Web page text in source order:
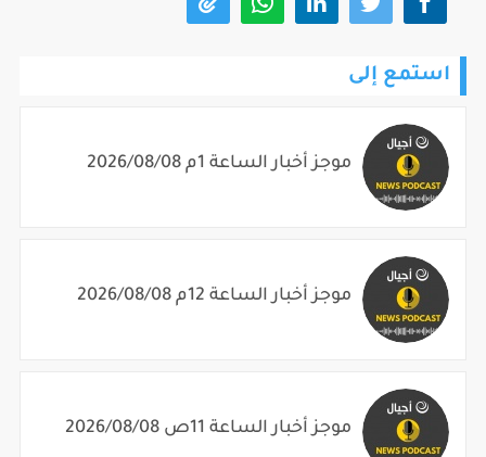
استمع إلى
موجز أخبار الساعة 1م 2026/08/08
موجز أخبار الساعة 12م 2026/08/08
موجز أخبار الساعة 11ص 2026/08/08